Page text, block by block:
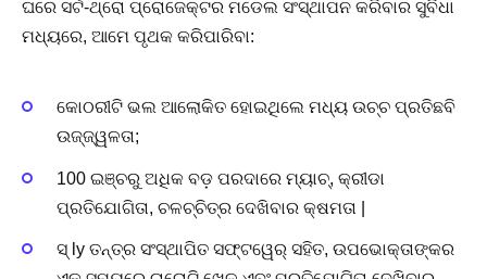
ଘରେ ସର୍ଟ-ଥ୍ରୋ ପ୍ରୋଜେକ୍ଟର ମଡେଲ ସଂସ୍ଥାପନ କରିବାର ସୁବିଧା
ମଧ୍ୟରେ, ଆମେ ପୃଥକ କରିପାରିବା:
କୋଠରୀଟି ଭଲ ଆଲୋକିତ ହୋଇଥିଲେ ମଧ୍ୟ ଉଚ୍ଚ ପ୍ରତିଛବି
ଉଜ୍ଜ୍ୱଳତା;
100 ଇଞ୍ଚରୁ ଅଧିକ ବଡ଼ ପରଦାରେ ମ୍ୟାଚ୍, କ୍ରୀଡା
ପ୍ରତିଯୋଗିତା, ଚଳଚ୍ଚିତ୍ର ଦେଖିବାର କ୍ଷମତା |
ସ୍ ly ତନ୍ତ୍ର ସଂସ୍ଥାପିତ ସଫ୍ଟୱେର୍ ସହିତ, ଉପଭୋକ୍ତାଙ୍କର